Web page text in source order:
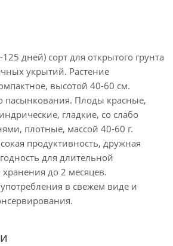
дней) сорт для открытого грунта
укрытий. Растение
высотой 40-60 см.
пасынкования. Плоды красные,
гладкие, со слабо
плотные, массой 40-60 г.
продуктивность, дружная
для длительной
до 2 месяцев.
в свежем виде и